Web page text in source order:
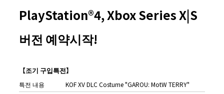
PlayStation®4, Xbox Series X|S
버전 예약시작!
【조기 구입특전】
특전 내용
KOF XV DLC Costume "GAROU: MotW TERRY"